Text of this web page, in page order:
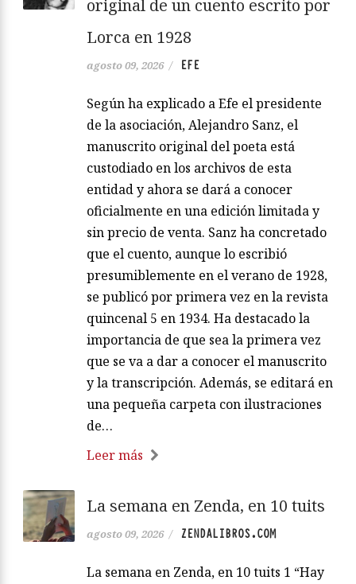
original de un cuento escrito por
Lorca en 1928
agosto 09, 2026 / EFE
Según ha explicado a Efe el presidente
de la asociación, Alejandro Sanz, el
manuscrito original del poeta está
custodiado en los archivos de esta
entidad y ahora se dará a conocer
oficialmente en una edición limitada y
sin precio de venta. Sanz ha concretado
que el cuento, aunque lo escribió
presumiblemente en el verano de 1928,
se publicó por primera vez en la revista
quincenal 5 en 1934. Ha destacado la
importancia de que sea la primera vez
que se va a dar a conocer el manuscrito
y la transcripción. Además, se editará en
una pequeña carpeta con ilustraciones
de…
Leer más
La semana en Zenda, en 10 tuits
agosto 09, 2026 / ZENDALIBROS.COM
La semana en Zenda, en 10 tuits 1 “Hay